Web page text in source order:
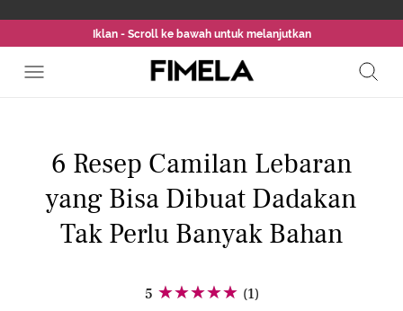
Iklan - Scroll ke bawah untuk melanjutkan
6 Resep Camilan Lebaran
yang Bisa Dibuat Dadakan
Tak Perlu Banyak Bahan
5 (1)